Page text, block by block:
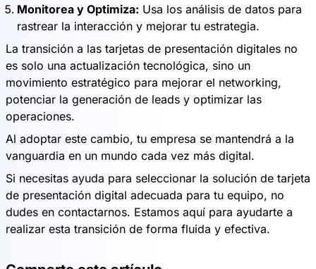
Monitorea y Optimiza: Usa los análisis de datos para
rastrear la interacción y mejorar tu estrategia.
La transición a las tarjetas de presentación digitales no
es solo una actualización tecnológica, sino un
movimiento estratégico para mejorar el networking,
potenciar la generación de leads y optimizar las
operaciones.
Al adoptar este cambio, tu empresa se mantendrá a la
vanguardia en un mundo cada vez más digital.
Si necesitas ayuda para seleccionar la solución de tarjeta
de presentación digital adecuada para tu equipo, no
dudes en contactarnos. Estamos aquí para ayudarte a
realizar esta transición de forma fluida y efectiva.